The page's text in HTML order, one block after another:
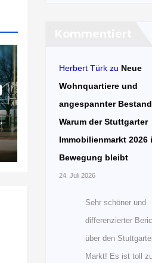
Herbert Türkzu Neue
Wohnquartiere und
angespannter
Warum der Stuttgarter
Immobilienmarkt 2026
Bewegung bleibt
24. Juli 2026
Sehr schöner und
differenzierter
über den
Markt! Es ist toll